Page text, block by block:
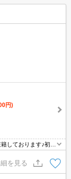
円)
しております♪初期
ライン契約等弊社
ネットに掲載されて
る物件は全て申し
を見る